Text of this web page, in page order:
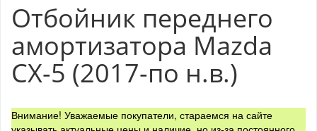
Отбойник переднего
амортизатора Mazda
CX-5 (2017-по н.в.)
Внимание! Уважаемые покупатели, стараемся на сайте